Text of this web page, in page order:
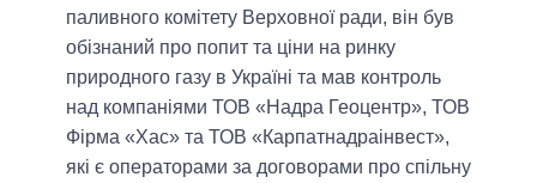
паливного комітету Верховної ради, він був
обізнаний про попит та ціни на ринку
природного газу в Україні та мав контроль
над компаніями ТОВ «Надра Геоцентр», ТОВ
Фірма «Хас» та ТОВ «Карпатнадраінвест»,
які є операторами за договорами про спільну